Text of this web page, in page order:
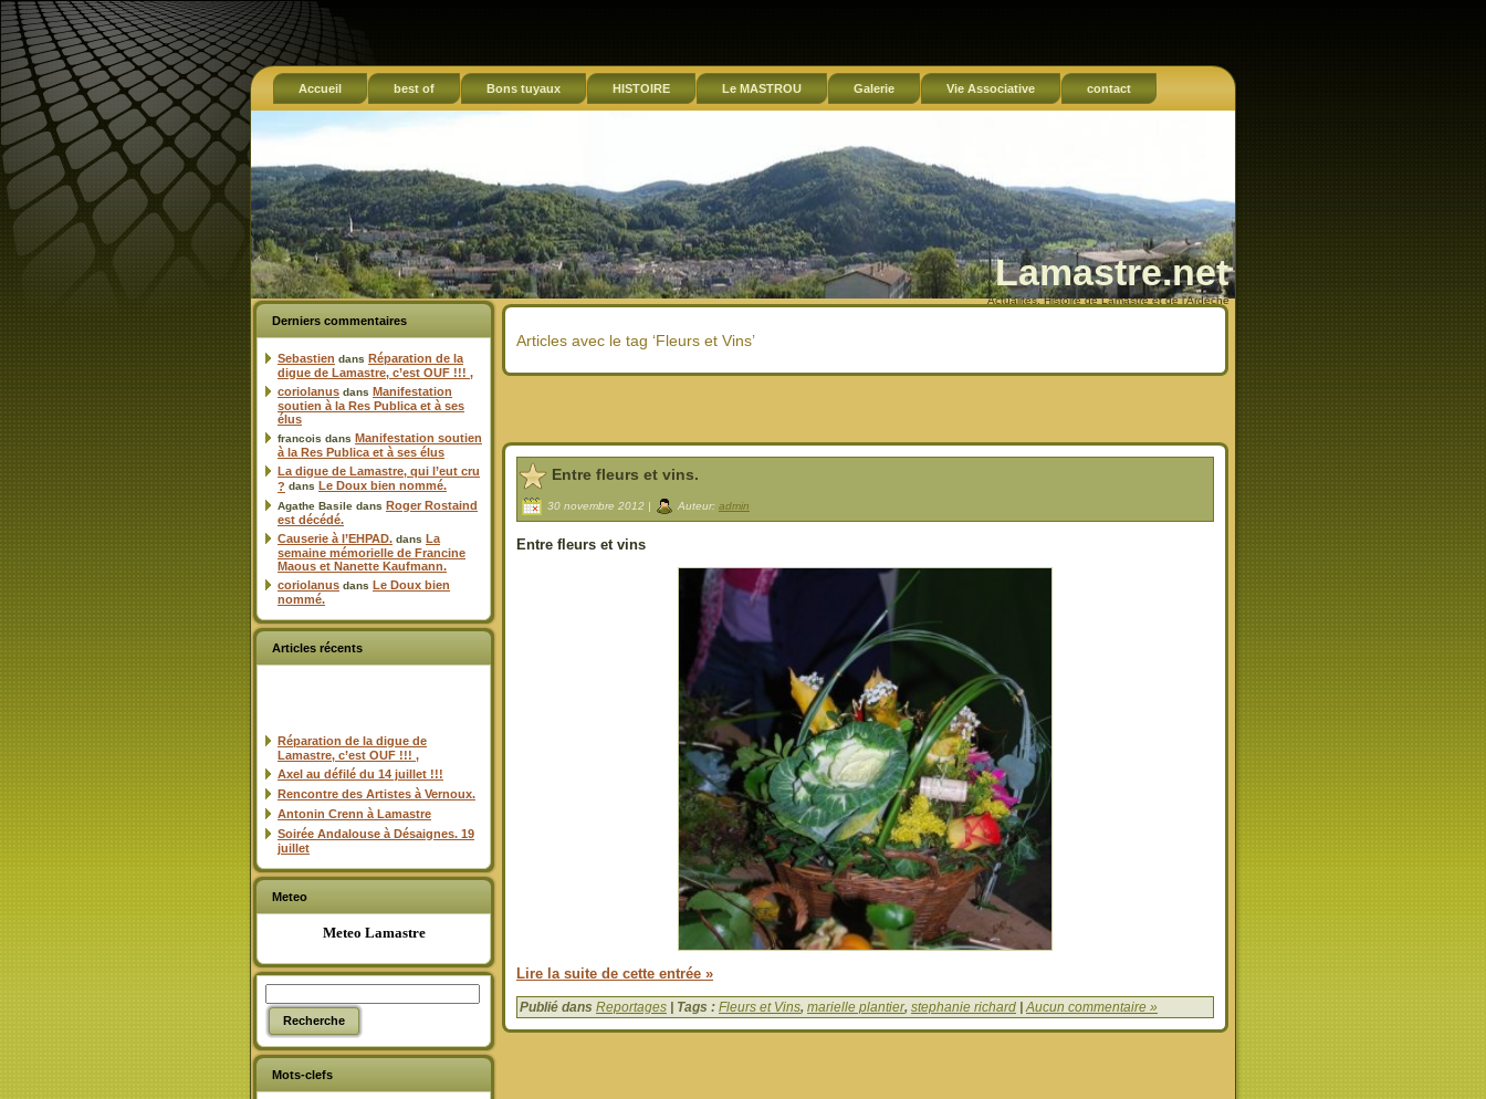
Accueil best of Bons tuyaux HISTOIRE Le MASTROU Galerie Vie Associative contact
Lamastre.net
Actualités, Histoire de Lamastre et de l'Ardèche
Derniers commentaires
Sebastien dans Réparation de la
digue de Lamastre, c’est OUF !!! ,
coriolanus dans Manifestation
soutien à la Res Publica et à ses
élus
francois dans Manifestation soutien
à la Res Publica et à ses élus
La digue de Lamastre, qui l’eut cru
? dans Le Doux bien nommé.
Agathe Basile dans Roger Rostaind
est décédé.
Causerie à l’EHPAD. dans La
semaine mémorielle de Francine
Maous et Nanette Kaufmann.
coriolanus dans Le Doux bien
nommé.
Articles récents
Réparation de la digue de
Lamastre, c’est OUF !!! ,
Axel au défilé du 14 juillet !!!
Rencontre des Artistes à Vernoux.
Antonin Crenn à Lamastre
Soirée Andalouse à Désaignes. 19
juillet
Meteo
Meteo Lamastre
Mots-clefs
Articles avec le tag ‘Fleurs et Vins’
Entre fleurs et vins.
30 novembre 2012 | Auteur: admin
Entre fleurs et vins
Lire la suite de cette entrée »
Publié dans Reportages | Tags : Fleurs et Vins, marielle plantier, stephanie richard |Aucun commentaire »